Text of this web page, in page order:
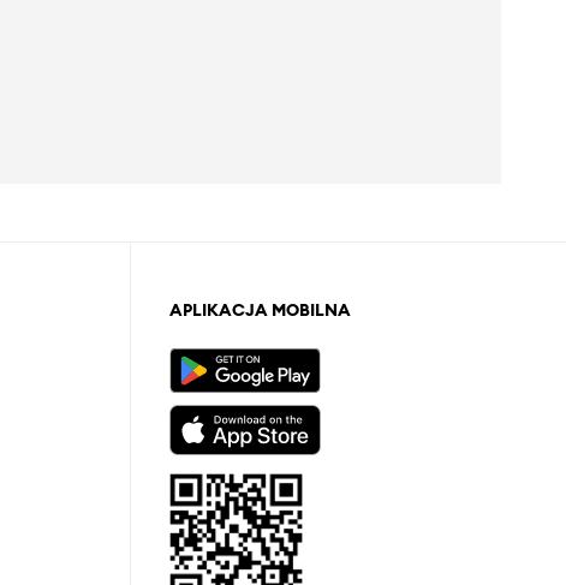
APLIKACJA MOBILNA